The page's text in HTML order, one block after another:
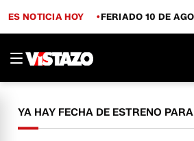
ES NOTICIA HOY FERIADO 10 DE
YA HAY FECHA DE ESTRENO